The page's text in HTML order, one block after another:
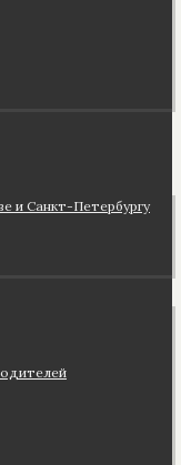
и Санкт-Петербургу